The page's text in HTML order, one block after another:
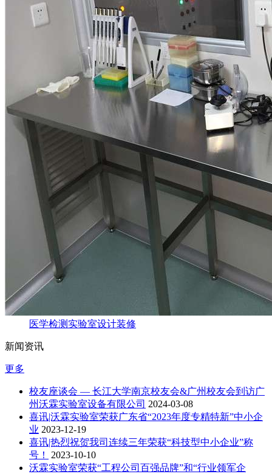
医学检测实验室设计装修
新闻资讯
更多
校友座谈会 — 长江大学南京校友会&广州校友会到访广
州沃霖实验室设备有限公司 2024-03-08
喜讯|沃霖实验室荣获广东省“2023年度专精特新”中小企
业 2023-12-19
喜讯|热烈祝贺我司连续三年荣获“科技型中小企业”称
号！
2023-10-10
沃霖实验室荣获“工程公司百强品牌”和“行业领军企